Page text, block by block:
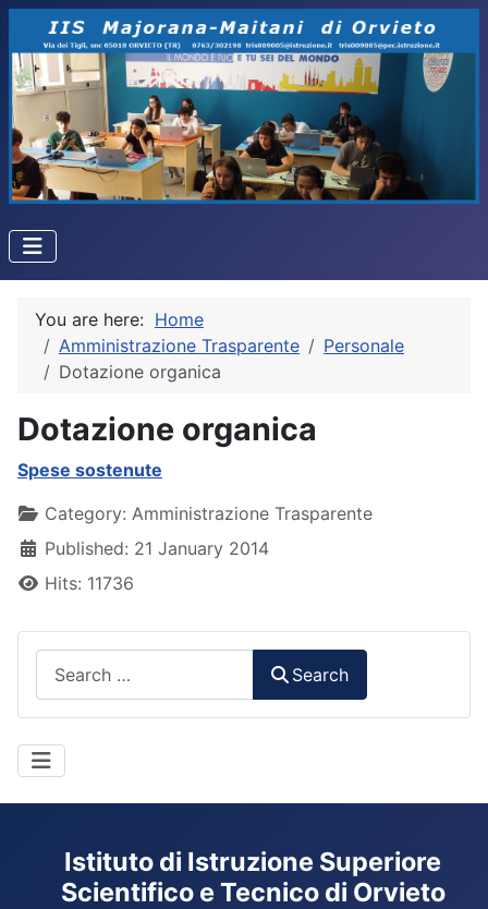
You are here: Home
Amministrazione Trasparente
Personale
Dotazione organica
Dotazione organica
Spese sostenute
DetailsCategory: Amministrazione Trasparente
Published: 21 January 2014
Hits: 11736
Search
Istituto di Istruzione Superiore
Scientifico e Tecnico di Orvieto